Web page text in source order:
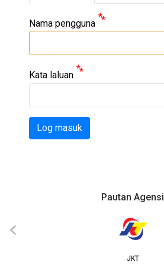
Nama pengguna
Kata laluan
Log masuk
Pautan Agensi
JKT
‹